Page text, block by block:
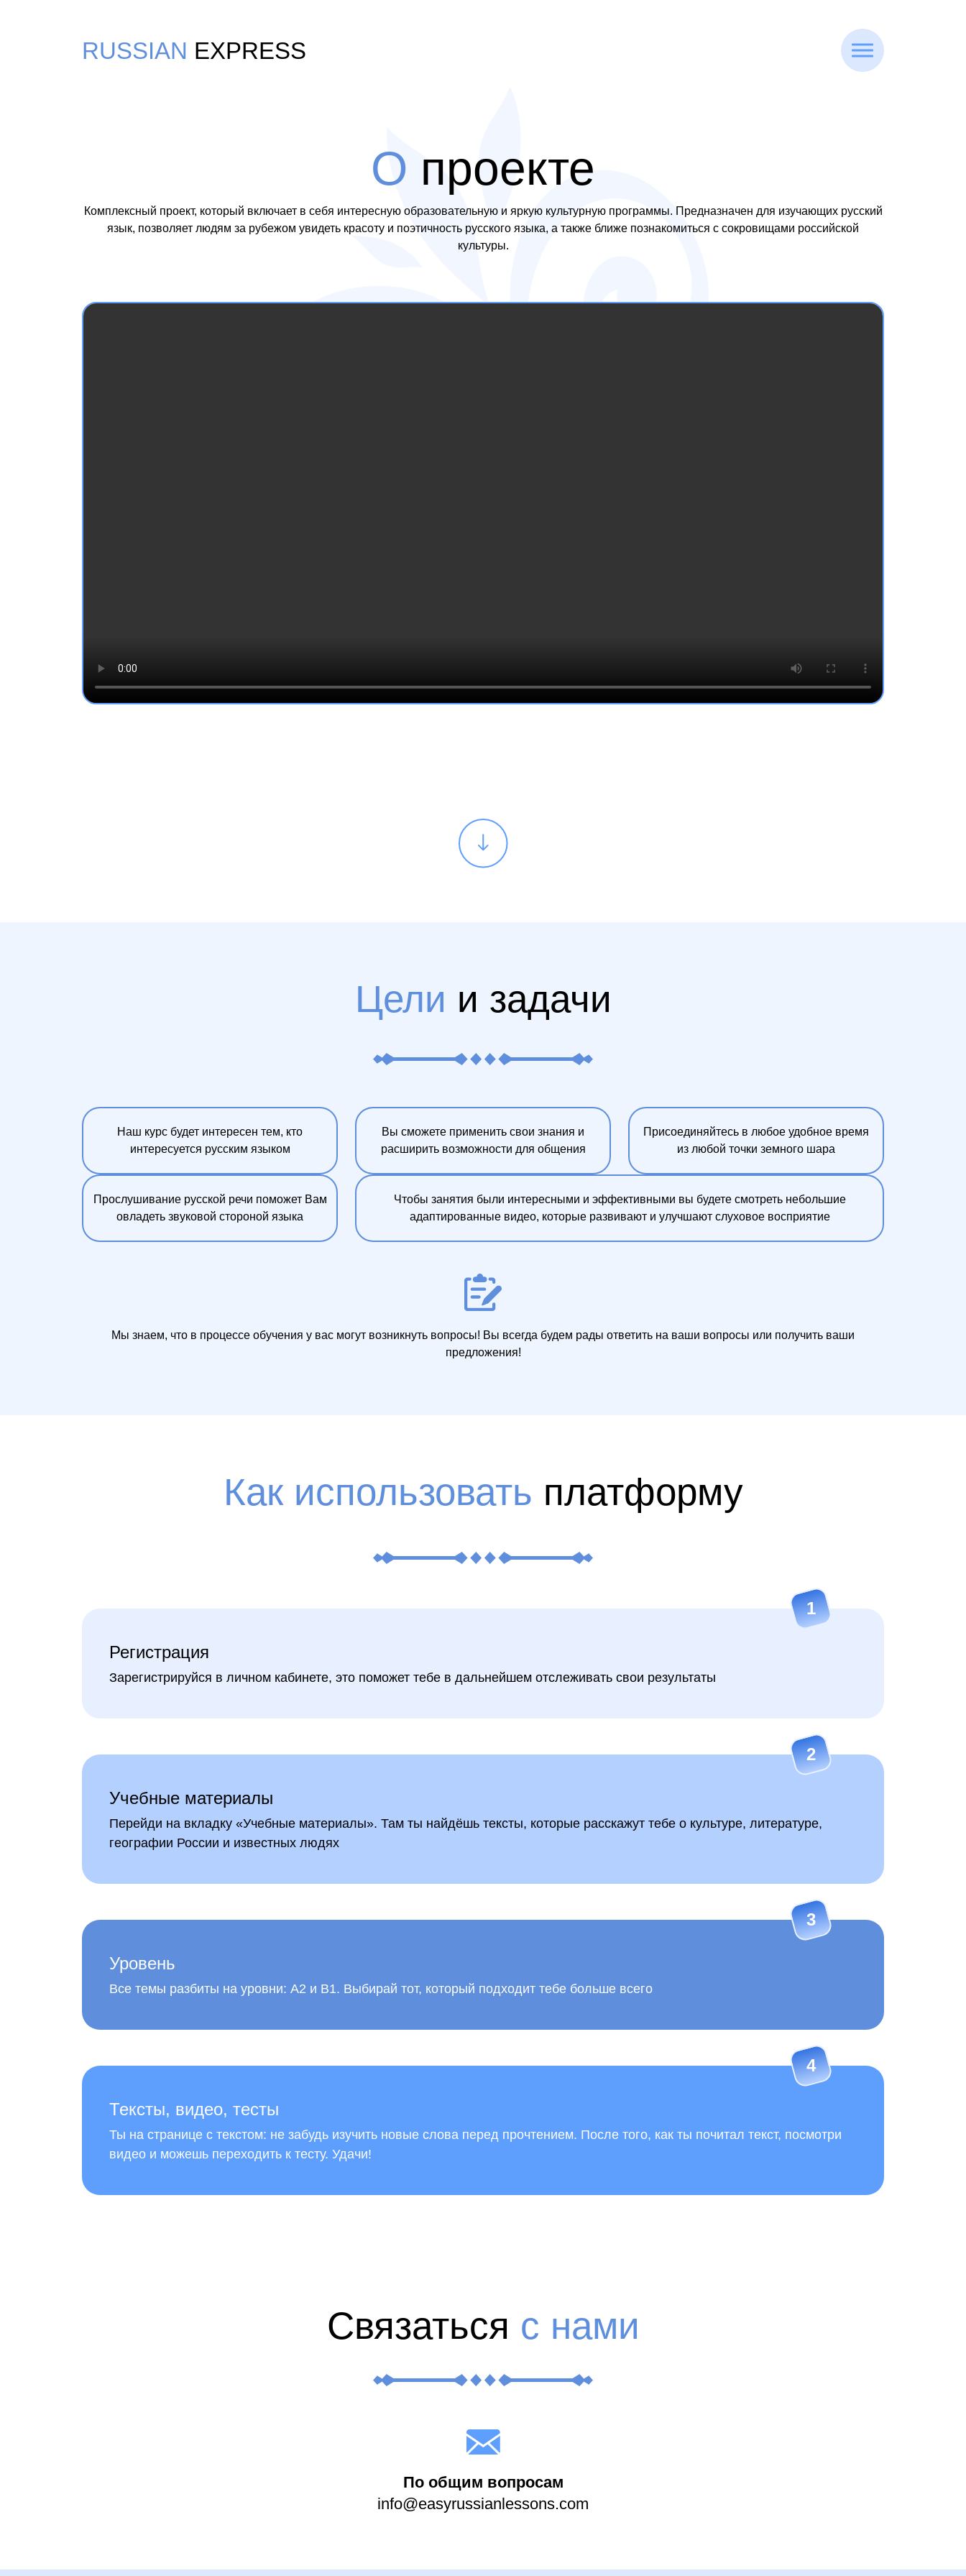
RUSSIAN EXPRESS
О проекте
Комплексный проект, который включает в себя интересную образовательную и яркую культурную программы. Предназначен для изучающих русский
язык, позволяет людям за рубежом увидеть красоту и поэтичность русского языка, а также ближе познакомиться с сокровищами российской
культуры.
Цели и задачи
Наш курс будет интересен тем, кто
интересуется русским языком
Вы сможете применить свои знания и
расширить возможности для общения
Присоединяйтесь в любое удобное время
из любой точки земного шара
Прослушивание русской речи поможет Вам
овладеть звуковой стороной языка
Чтобы занятия были интересными и эффективными вы будете смотреть небольшие
адаптированные видео, которые развивают и улучшают слуховое восприятие
Мы знаем, что в процессе обучения у вас могут возникнуть вопросы! Вы всегда будем рады ответить на ваши вопросы или получить ваши
предложения!
Как использовать платформу
1
Регистрация
Зарегистрируйся в личном кабинете, это поможет тебе в дальнейшем отслеживать свои результаты
2
Учебные материалы
Перейди на вкладку «Учебные материалы». Там ты найдёшь тексты, которые расскажут тебе о культуре, литературе,
географии России и известных людях
3
Уровень
Все темы разбиты на уровни: A2 и B1. Выбирай тот, который подходит тебе больше всего
4
Тексты, видео, тесты
Ты на странице с текстом: не забудь изучить новые слова перед прочтением. После того, как ты почитал текст, посмотри
видео и можешь переходить к тесту. Удачи!
Связаться с нами
По общим вопросам
info@easyrussianlessons.com